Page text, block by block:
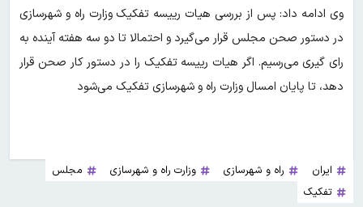
وی ادامه‌ داد: پس از بررسی هیات رییسه تفکیک وزارت راه و شهرسازی
در دستور صحن مجلس قرار می‌گیرد و احتمالا تا دو سه هفته آینده به
رای گیری می‌رسیم. اگر هیات رییسه تفکیک را در دستور کار صحن قرار
دهد، تا پایان امسال وزارت راه و شهرسازی تفکیک می‌شود
ایران راه و شهرسازی وزارت راه و شهرسازی
مجلس
تفکیک